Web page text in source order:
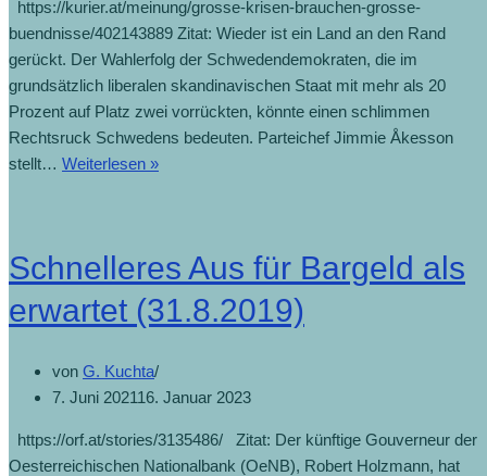
https://kurier.at/meinung/grosse-krisen-brauchen-grosse-
buendnisse/402143889 Zitat: Wieder ist ein Land an den Rand
gerückt. Der Wahlerfolg der Schwedendemokraten, die im
grundsätzlich liberalen skandinavischen Staat mit mehr als 20
Prozent auf Platz zwei vorrückten, könnte einen schlimmen
Rechtsruck Schwedens bedeuten. Parteichef Jimmie Åkesson
stellt… Weiterlesen »
Schnelleres Aus für Bargeld als
erwartet (31.8.2019)
von G. Kuchta
7. Juni 202116. Januar 2023
https://orf.at/stories/3135486/ Zitat: Der künftige Gouverneur der
Oesterreichischen Nationalbank (OeNB), Robert Holzmann, hat